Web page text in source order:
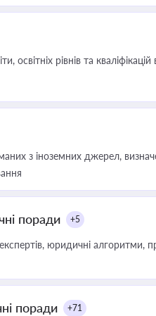
рівнів та кваліфікацій
з іноземних джерел,
поради +5
юридичні алгоритми,
поради +71